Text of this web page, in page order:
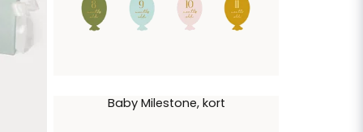
Baby Milestone, kort